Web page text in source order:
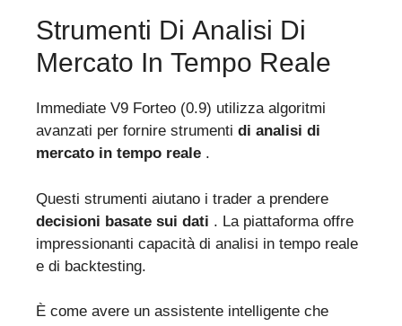
Strumenti Di Analisi Di
Mercato In Tempo Reale
Immediate V9 Forteo (0.9) utilizza algoritmi
avanzati per fornire strumenti di analisi di
mercato in tempo reale .
Questi strumenti aiutano i trader a prendere
decisioni basate sui dati . La piattaforma offre
impressionanti capacità di analisi in tempo reale
e di backtesting.
È come avere un assistente intelligente che